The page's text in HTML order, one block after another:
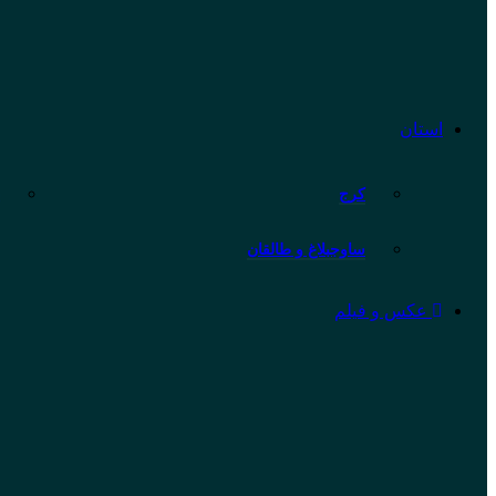
استان
کرج
ساوجبلاغ و طالقان
عکس و فیلم